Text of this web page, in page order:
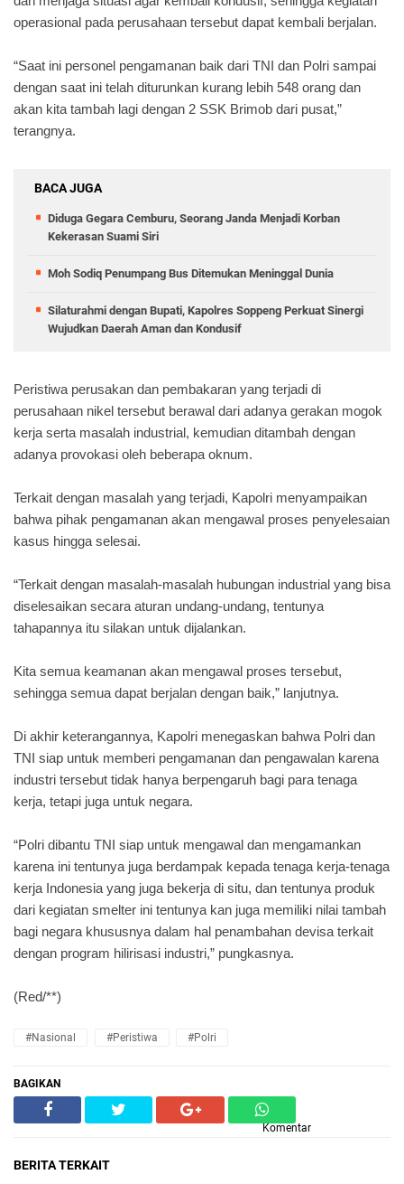
operasional pada perusahaan tersebut dapat kembali berjalan.
“Saat ini personel pengamanan baik dari TNI dan Polri sampai
dengan saat ini telah diturunkan kurang lebih 548 orang dan
akan kita tambah lagi dengan 2 SSK Brimob dari pusat,”
terangnya.
BACA JUGA
Diduga Gegara Cemburu, Seorang Janda Menjadi Korban
Kekerasan Suami Siri
Moh Sodiq Penumpang Bus Ditemukan Meninggal Dunia
Silaturahmi dengan Bupati, Kapolres Soppeng Perkuat Sinergi
Wujudkan Daerah Aman dan Kondusif
Peristiwa perusakan dan pembakaran yang terjadi di
perusahaan nikel tersebut berawal dari adanya gerakan mogok
kerja serta masalah industrial, kemudian ditambah dengan
adanya provokasi oleh beberapa oknum.
Terkait dengan masalah yang terjadi, Kapolri menyampaikan
bahwa pihak pengamanan akan mengawal proses penyelesaian
kasus hingga selesai.
“Terkait dengan masalah-masalah hubungan industrial yang bisa
diselesaikan secara aturan undang-undang, tentunya
tahapannya itu silakan untuk dijalankan.
Kita semua keamanan akan mengawal proses tersebut,
sehingga semua dapat berjalan dengan baik,” lanjutnya.
Di akhir keterangannya, Kapolri menegaskan bahwa Polri dan
TNI siap untuk memberi pengamanan dan pengawalan karena
industri tersebut tidak hanya berpengaruh bagi para tenaga
kerja, tetapi juga untuk negara.
“Polri dibantu TNI siap untuk mengawal dan mengamankan
karena ini tentunya juga berdampak kepada tenaga kerja-tenaga
kerja Indonesia yang juga bekerja di situ, dan tentunya produk
dari kegiatan smelter ini tentunya kan juga memiliki nilai tambah
bagi negara khususnya dalam hal penambahan devisa terkait
dengan program hilirisasi industri,” pungkasnya.
(Red/**)
#Nasional #Peristiwa #Polri
BAGIKAN
Komentar
BERITA TERKAIT